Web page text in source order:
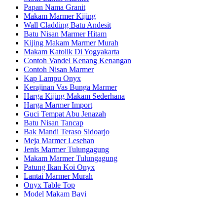
Papan Nama Granit
Makam Marmer Kijing
Wall Cladding Batu Andesit
Batu Nisan Marmer Hitam
Kijing Makam Marmer Murah
Makam Katolik Di Yogyakarta
Contoh Vandel Kenang Kenangan
Contoh Nisan Marmer
Kap Lampu Onyx
Kerajinan Vas Bunga Marmer
Harga Kijing Makam Sederhana
Harga Marmer Import
Guci Tempat Abu Jenazah
Batu Nisan Tancap
Bak Mandi Teraso Sidoarjo
Meja Marmer Lesehan
Jenis Marmer Tulungagung
Makam Marmer Tulungagung
Patung Ikan Koi Onyx
Lantai Marmer Murah
Onyx Table Top
Model Makam Bayi